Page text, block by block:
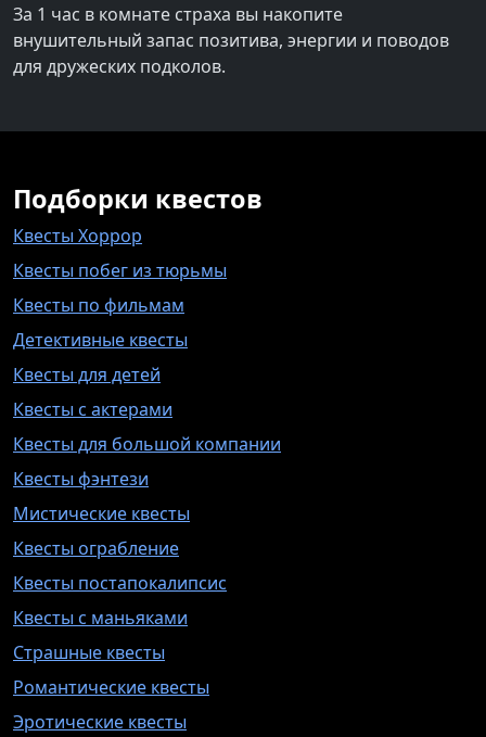
За 1 час в комнате страха вы накопите
внушительный запас позитива, энергии и поводов
для дружеских подколов.
Подборки квестов
Квесты Хоррор
Квесты побег из тюрьмы
Квесты по фильмам
Детективные квесты
Квесты для детей
Квесты с актерами
Квесты для большой компании
Квесты фэнтези
Мистические квесты
Квесты ограбление
Квесты постапокалипсис
Квесты с маньяками
Страшные квесты
Романтические квесты
Эротические квесты